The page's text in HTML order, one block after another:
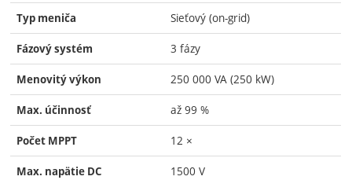
Typ meniča Sieťový (on-grid)
Fázový systém 3 fázy
Menovitý výkon 250 000 VA (250 kW)
Max. účinnosť až 99 %
Počet MPPT 12 ×
Max. napätie DC 1500 V